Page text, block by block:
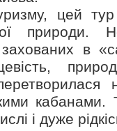
цей
природи.
захованих в
кабанами.
і дуже